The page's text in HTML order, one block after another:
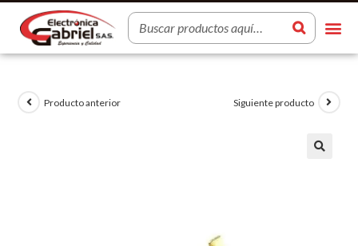
Producto anterior Siguiente producto